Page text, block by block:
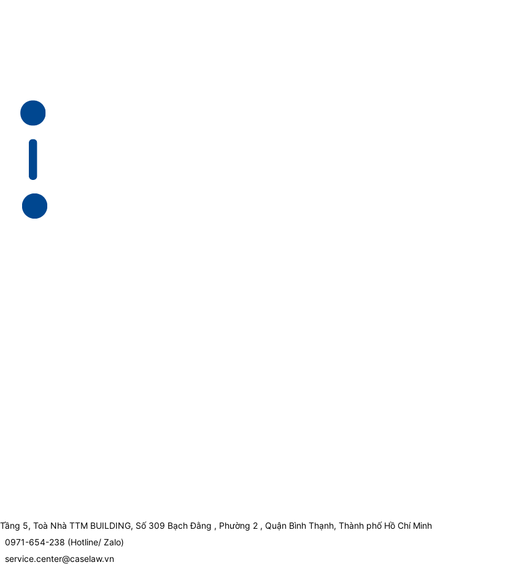
Tầng 5, Toà Nhà TTM BUILDING, Số 309 Bạch Đằng , Phường 2 , Quận Bình Thạnh, Thành phố Hồ Chí Minh
0971-654-238 (Hotline/ Zalo)
service.center@caselaw.vn